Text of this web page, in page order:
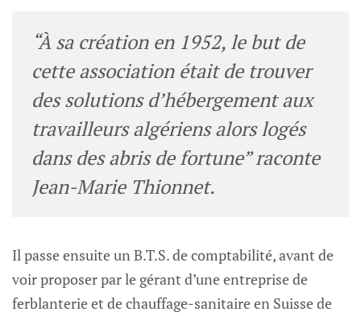
“À sa création en 1952, le but de
cette association était de trouver
des solutions d’hébergement aux
travailleurs algériens alors logés
dans des abris de fortune” raconte
Jean-Marie Thionnet.
Il passe ensuite un B.T.S. de comptabilité, avant de
voir proposer par le gérant d’une entreprise de
ferblanterie et de chauffage-sanitaire en Suisse de